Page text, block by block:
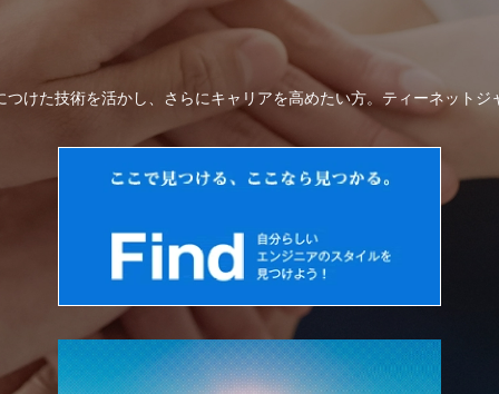
けた技術を活かし、さらにキャリアを高めたい方。ティーネット